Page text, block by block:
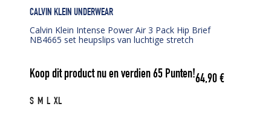
CALVIN KLEIN UNDERWEAR
Calvin Klein Intense Power Air 3 Pack Hip Brief
NB4665 set heupslips van luchtige stretch
Koop dit product nu en verdien65 Punten!64,90€
S M L XL